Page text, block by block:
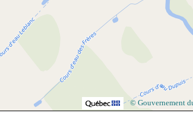
© Gouvernement